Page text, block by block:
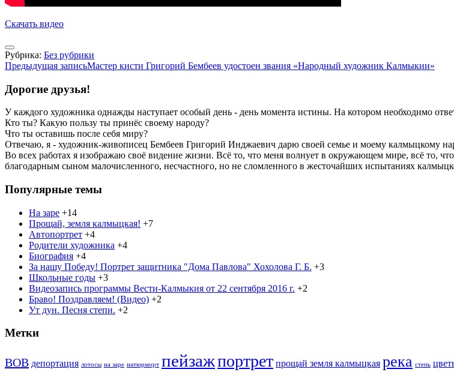
Скачать видео
Рубрика: Без рубрики
Навигация
по
записям
Предыдущая записьМастер кисти Григорий Бембеев удостоен звания «Народный художник Калмыкии»
Дорогие друзья!
У каждого художника однажды наступает особый день - день момента истины. На котором необходимо
Кто ты? Какую пользу ты принёс своему народу?
Что ты оставишь после себя миру?
Отвечаю, я - художник-живописец Бембеев Григорий Инджаевич дарю своей семье и моему калмыцкому
Во всех работах я изображаю своё видение жизни. Всё то, что меня волнует в окружающем мире, всё то,
благодарным сыном малочисленного, несчастного, но не сломленного в жесточайших испытаниях
Популярные темы
На заре +14
Прощай, земля калмыцкая! +7
Автопортрет +4
Родители художника +4
Биография +4
За нашу Победу! Портрет защитника "Дома Павлова" Хохолова Г. Б. +3
Школьные годы +3
Видеозапись программы Вести-Калмыкия от 22 сентября 2016 г. +2
Браво! Поздравляем! (Видео) +2
Ут дун. Песня степи. +2
Метки
ВОВ депортация лотосы на заре натюрморт пейзажпортрет прощай земля калмыцкая река степь